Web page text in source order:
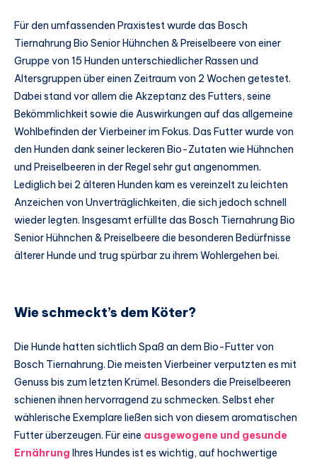
Für den umfassenden Praxistest wurde das Bosch
Tiernahrung Bio Senior Hühnchen & Preiselbeere von einer
Gruppe von 15 Hunden unterschiedlicher Rassen und
Altersgruppen über einen Zeitraum von 2 Wochen getestet.
Dabei stand vor allem die Akzeptanz des Futters, seine
Bekömmlichkeit sowie die Auswirkungen auf das allgemeine
Wohlbefinden der Vierbeiner im Fokus. Das Futter wurde von
den Hunden dank seiner leckeren Bio-Zutaten wie Hühnchen
und Preiselbeeren in der Regel sehr gut angenommen.
Lediglich bei 2 älteren Hunden kam es vereinzelt zu leichten
Anzeichen von Unverträglichkeiten, die sich jedoch schnell
wieder legten. Insgesamt erfüllte das Bosch Tiernahrung Bio
Senior Hühnchen & Preiselbeere die besonderen Bedürfnisse
älterer Hunde und trug spürbar zu ihrem Wohlergehen bei.
Wie schmeckt’s dem Köter?
Die Hunde hatten sichtlich Spaß an dem Bio-Futter von
Bosch Tiernahrung. Die meisten Vierbeiner verputzten es mit
Genuss bis zum letzten Krümel. Besonders die Preiselbeeren
schienen ihnen hervorragend zu schmecken. Selbst eher
wählerische Exemplare ließen sich von diesem aromatischen
Futter überzeugen. Für eine ausgewogene und gesunde
Ernährung Ihres Hundes ist es wichtig, auf hochwertige